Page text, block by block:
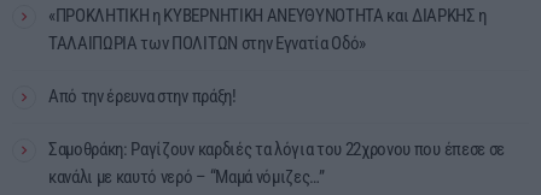
«ΠΡΟΚΛΗΤΙΚΗ η ΚΥΒΕΡΝΗΤΙΚΗ ΑΝΕΥΘΥΝΟΤΗΤΑ και ΔΙΑΡΚΗΣ η
ΤΑΛΑΙΠΩΡΙΑ των ΠΟΛΙΤΩΝ στην Εγνατία Οδό»
Από την έρευνα στην πράξη!
Σαμοθράκη: Ραγίζουν καρδιές τα λόγια του 22χρονου που έπεσε σε
κανάλι με καυτό νερό – “Μαμά νόμιζες…”